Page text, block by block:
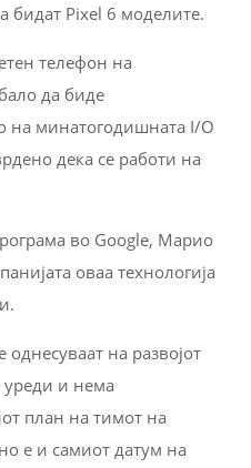
бидат Pixel 6 моделите.
телефон на
да биде
на минатогодишната I/O
дека се работи на
во Google, Марио
оваа технологија
на развојот
и нема
план на тимот на
е и самиот датум на